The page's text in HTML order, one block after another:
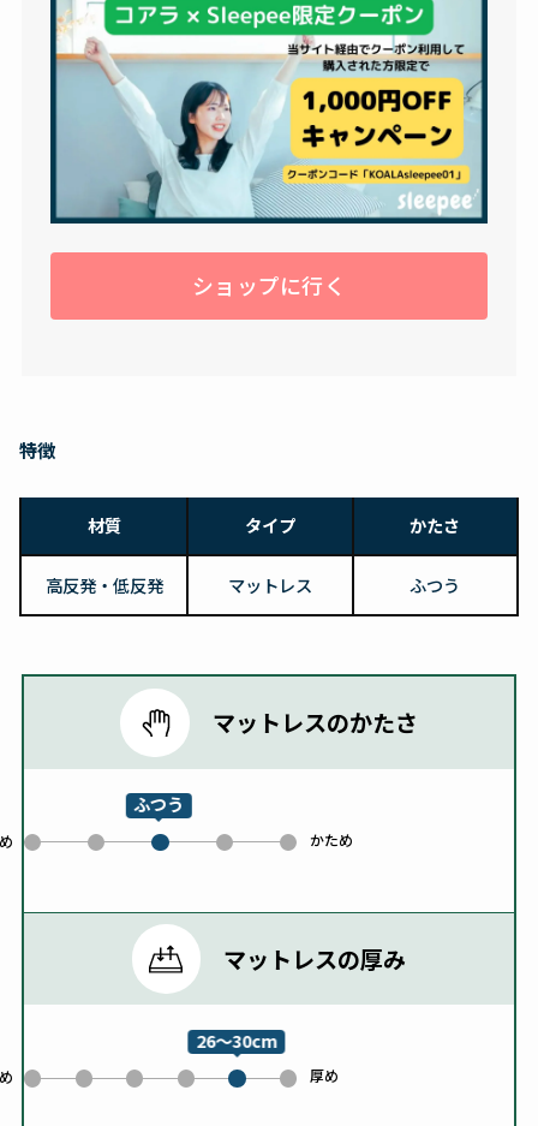
ショップに行く
特徴
材質 タイプ かたさ
高反発・低反発 マットレス ふつう
マットレスのかたさ
0
1
2
ふつう
3 かため
4
マットレスの厚み
0 1 2
3
4
26～30cm
厚め
5